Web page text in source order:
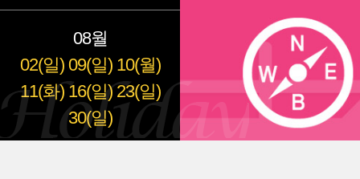
08월
02(일) 09(일) 10(월)
11(화) 16(일) 23(일)
30(일)